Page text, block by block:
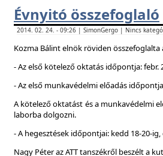
Évnyitó összefoglaló
2014. 02. 24. - 09:26 | SimonGergo | Nincs
Kozma Bálint elnök röviden
- Az első kötelező oktatás időpontja: febr.
- Az első munkavédelmi előadás időpontja
A kötelező oktatást és a munkavédelmi
laborba dolgozni.
- A hegesztések időpontjai: kedd 18-20-
Nagy Péter az ATT tanszékről beszélt a